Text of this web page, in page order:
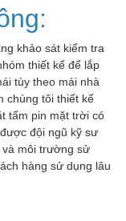
khảo sát kiểm tra
thiết kế để lắp
tùy theo mái nhà
chúng tôi thiết kế
tấm pin mặt trời có
đội ngũ kỹ sư
môi trường sử
hàng sử dụng lâu